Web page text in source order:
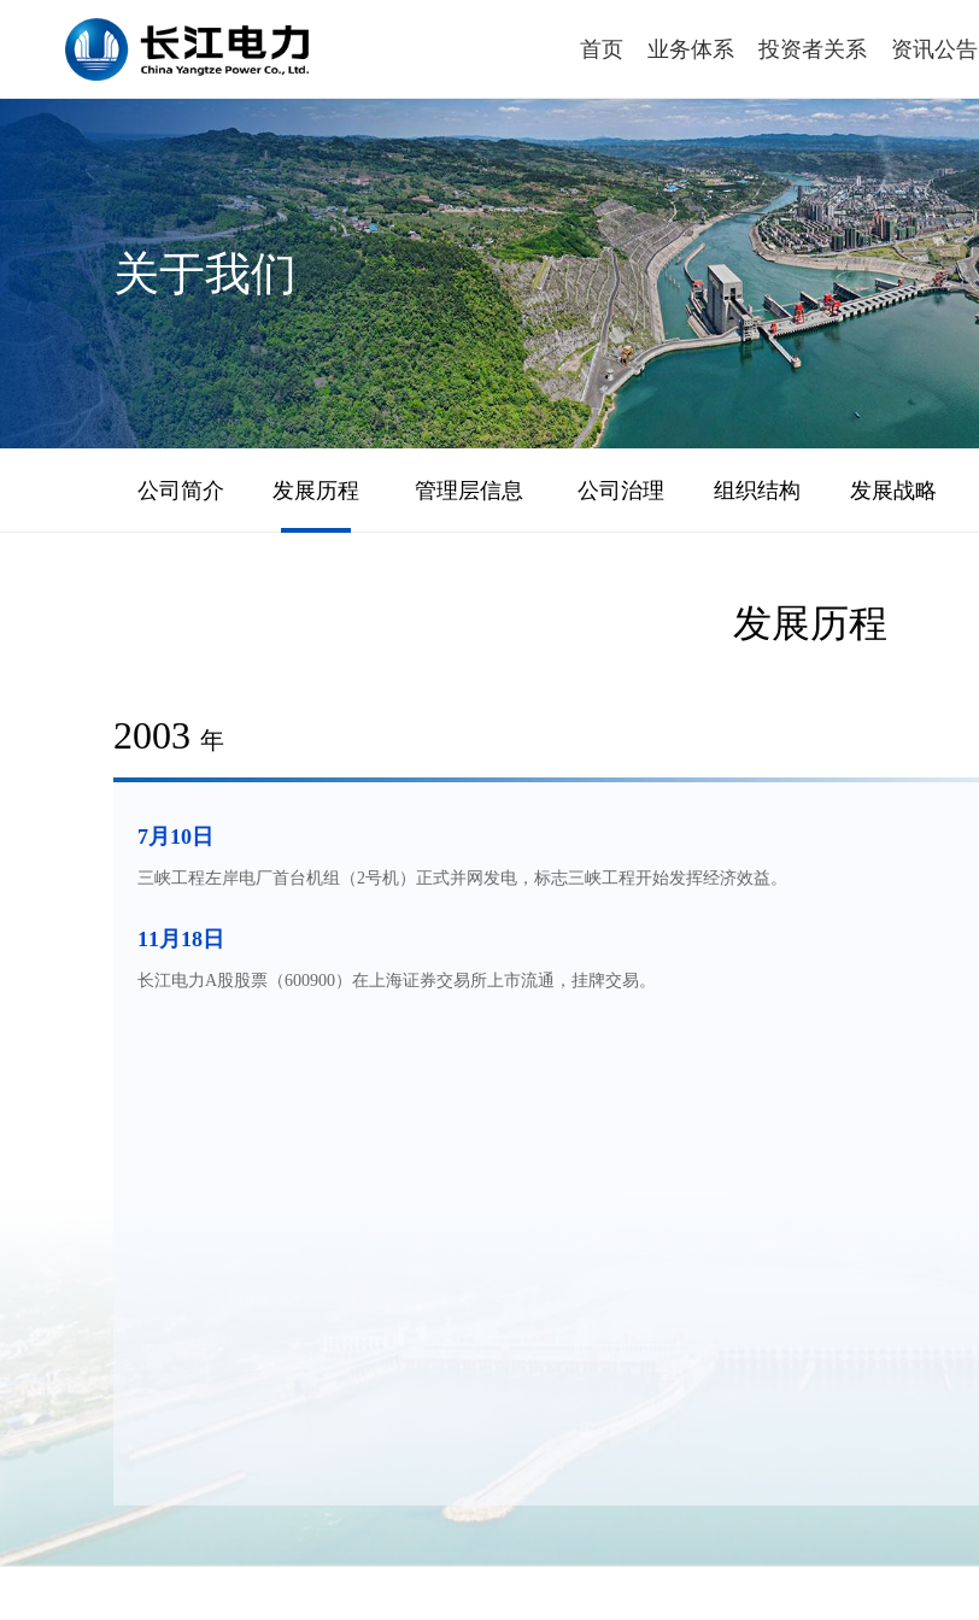
首页 业务体系 投资者关系 资讯公告
关于我们
公司简介 发展历程 管理层信息 公司治理 组织结构 发展战略
发展历程
2003年
7月10日
三峡工程左岸电厂首台机组（2号机）正式并网发电，标志三峡工程开始发挥经济效益。
11月18日
长江电力A股股票（600900）在上海证券交易所上市流通，挂牌交易。